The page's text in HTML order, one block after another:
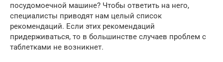
посудомоечной машине? Чтобы ответить на него,
специалисты приводят нам целый список
рекомендаций. Если этих рекомендаций
придерживаться, то в большинстве случаев проблем с
таблетками не возникнет.